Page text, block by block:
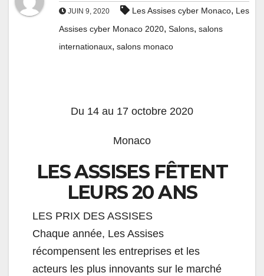
JUIN 9, 2020 Les Assises cyber Monaco, Les
Assises cyber Monaco 2020, Salons, salons
internationaux, salons monaco
Du 14 au 17 octobre 2020
Monaco
LES ASSISES FÊTENT
LEURS 20 ANS
LES PRIX DES ASSISES
Chaque année, Les Assises
récompensent les entreprises et les
acteurs les plus innovants sur le marché